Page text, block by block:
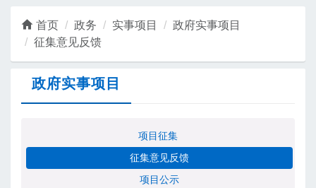
首页 政务 实事项目
政府实事项目
征集意见反馈
政府实事项目
项目征集
征集意见反馈
项目公示